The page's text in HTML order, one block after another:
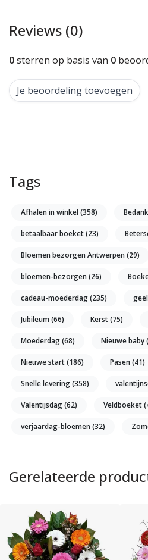
Reviews (0)
0sterren op basis van 0
Je beoordeling toevoegen
Tags
Afhalen in winkel(358)
betaalbaar boeket(23)
Bloemen bezorgen Antwerpen(29)
bloemen-bezorgen(26)
cadeau-moederdag(235) geel
Jubileum(66) Kerst(75)
Moederdag(68) Nieuwe baby
Nieuwe start(186) Pasen(41)
Snelle levering(358)
Valentijsdag(62) Veldboeket
verjaardag-bloemen(32)
Gerelateerde